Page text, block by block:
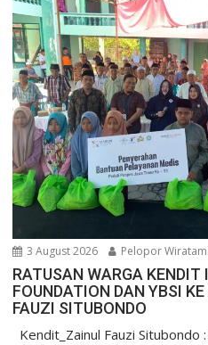
3 August 2026 Pelopor
RATUSAN WARGA
FOUNDATION DAN YBSI
FAUZI SITUBONDO
Kendit_Zainul Fauzi